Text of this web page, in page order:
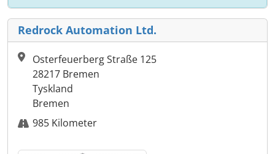
Redrock Automation Ltd.
Osterfeuerberg Straße 125
28217 Bremen
Tyskland
Bremen
985 Kilometer